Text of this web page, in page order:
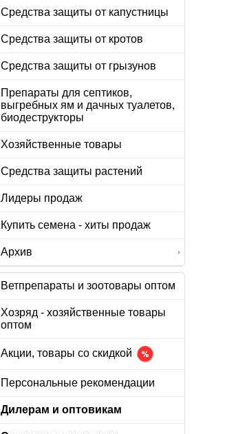
Средства защиты от капустницы
Средства защиты от кротов
Средства защиты от грызунов
Препараты для септиков,
выгребных ям и дачных туалетов,
биодеструкторы
Хозяйственные товары
Средства защиты растений
Лидеры продаж
Купить семена - хиты продаж
Архив
Ветпрепараты и зоотовары оптом
Хозряд - хозяйственные товары
оптом
Акции, товары со скидкой
Персональные рекомендации
Дилерам и оптовикам